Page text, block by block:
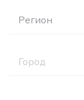
Регион
Город